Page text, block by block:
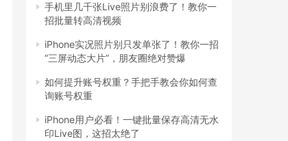
手机里几千张Live照片别浪费了！教你一
招批量转高清视频
iPhone实况照片别只发单张了！教你一招
“三屏动态大片”，朋友圈绝对赞爆
如何提升账号权重？手把手教会你如何查
询账号权重
iPhone用户必看！一键批量保存高清无水
印Live图，这招太绝了